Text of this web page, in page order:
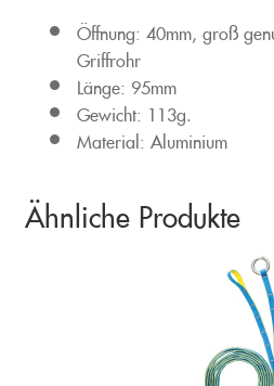
Öffnung: 40mm, groß
Griffrohr
Länge: 95mm
Gewicht: 113g.
Material: Aluminium
Ähnliche Produkte